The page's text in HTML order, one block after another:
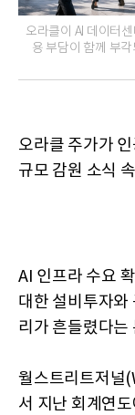
오라클이 AI 데이터
용 부담이 함께 부
오라클 주가가
규모 감원 소식
AI 인프라 수요
대한 설비투자와
리가 흔들렸다는
월스트리트저널
서 지난 회계연